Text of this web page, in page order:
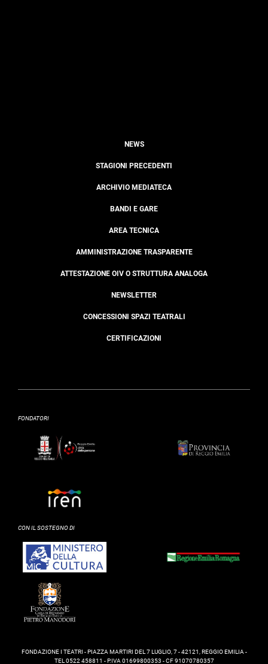
NEWS
STAGIONI PRECEDENTI
ARCHIVIO MEDIATECA
BANDI E GARE
AREA TECNICA
AMMINISTRAZIONE TRASPARENTE
ATTESTAZIONE OIV O STRUTTURA ANALOGA
NEWSLETTER
CONCESSIONI SPAZI TEATRALI
CERTIFICAZIONI
FONDATORI
CON IL SOSTEGNO DI
FONDAZIONE I TEATRI - PIAZZA MARTIRI DEL 7 LUGLIO, 7 - 42121, REGGIO EMILIA -
TEL 0522 458811 - P.IVA 01699800353 - CF 91070780357